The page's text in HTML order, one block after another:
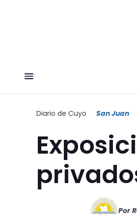
Diario de Cuyo San Juan
Por